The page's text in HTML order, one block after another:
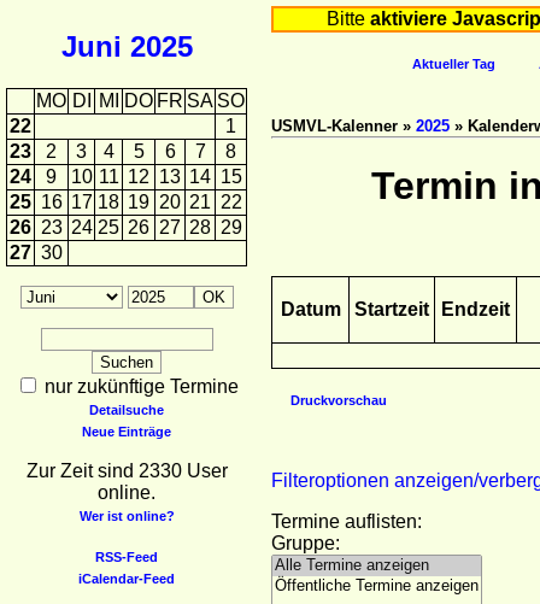
Juni 2025
MO DI MI DO FR SA SO
22
1
23
2 3 4 5 6 7
8
24
9 10 11 12 13 14 15
25 16 17 18 19 20 21 22
26 23 24 25 26 27 28 29
27 30
nur zukünftige Termine
Detailsuche
Neue Einträge
Zur Zeit sind 2330 User
online.
Wer ist online?
RSS-Feed
iCalendar-Feed
Bitte aktiviere
Aktueller Tag
USMVL-Kalenner » 2025 »
Termin
Datum Startzeit Endzeit
Druckvorschau
Filteroptionen anzeigen/
Termine auflisten:
Gruppe: